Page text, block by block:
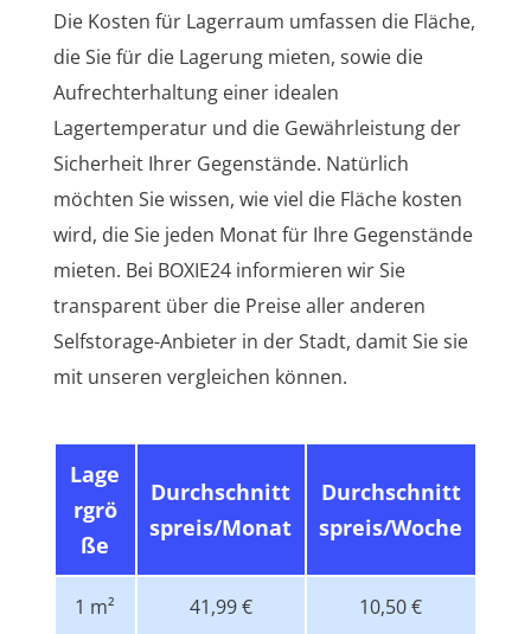
Die Kosten für Lagerraum umfassen die Fläche,
die Sie für die Lagerung mieten, sowie die
Aufrechterhaltung einer idealen
Lagertemperatur und die Gewährleistung der
Sicherheit Ihrer Gegenstände. Natürlich
möchten Sie wissen, wie viel die Fläche kosten
wird, die Sie jeden Monat für Ihre Gegenstände
mieten. Bei BOXIE24 informieren wir Sie
transparent über die Preise aller anderen
Selfstorage-Anbieter in der Stadt, damit Sie sie
mit unseren vergleichen können.
Lage
rgrö
ße
Durchschnitt
spreis/Monat
Durchschnitt
spreis/Woche
1 m² 41,99 € 10,50 €